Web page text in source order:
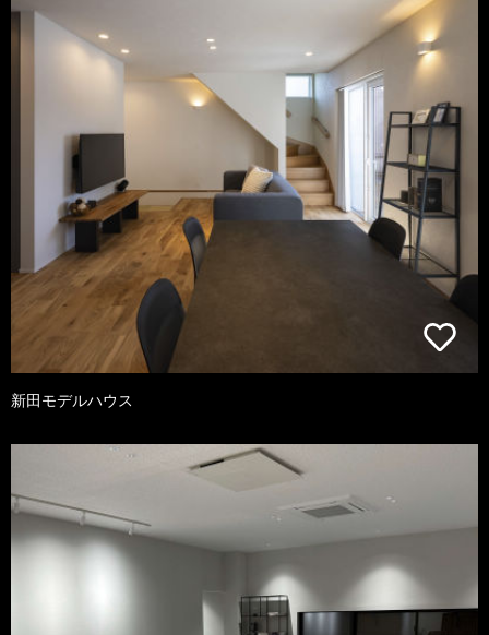
新田モデルハウス